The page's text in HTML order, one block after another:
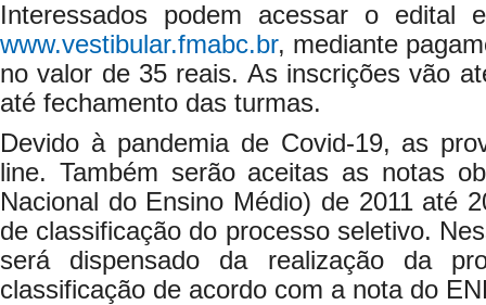
Interessados podem acessar o edital
www.vestibular.fmabc.br, mediante
no valor de 35 reais. As inscrições vão
até fechamento das turmas.
Devido à pandemia de Covid-19, as
line. Também serão aceitas as notas
Nacional do Ensino Médio) de 2011 até
de classificação do processo seletivo.
será dispensado da realização da
classificação de acordo com a nota do